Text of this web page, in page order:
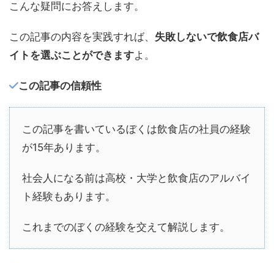
こんな疑問にお答えします。
この記事の内容を実践すれば、 失敗しないで飲食店バ
イトを選ぶことができますよ。
この記事の信頼性
この記事を書いているぼくは飲食店の社員の経験
が15年あります。
社会人になる前は高校・大学と飲食店のアルバイ
ト経験もあります。
これまでのぼくの経験を交えて解説します。